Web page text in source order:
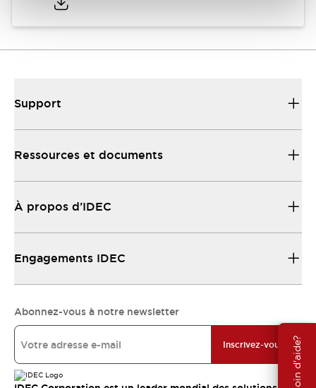
Besoin d'aide?
Support
Ressources et documents
À propos d’IDEC
Engagements IDEC
Abonnez-vous à notre newsletter
Inscrivez-vous